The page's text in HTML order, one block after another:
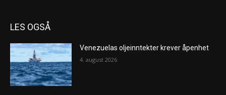
LES OGSÅ
Venezuelas oljeinntekter krever åpenhet
4. august 2026